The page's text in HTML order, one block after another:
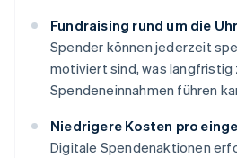
Fundraising rund um die
Spender können jederzeit
motiviert sind, was langfristig
Spendeneinnahmen führen
Niedrigere Kosten pro
Digitale Spendenaktionen